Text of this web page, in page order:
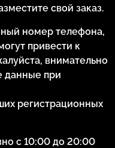
свой заказ.
номер телефона,
привести к
внимательно
данные при
регистрационных
с 10:00 до 20:00